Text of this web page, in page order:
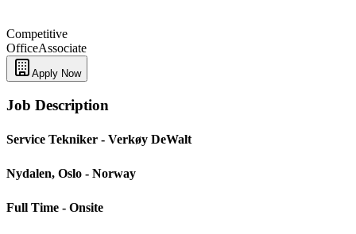
Competitive
OfficeAssociate
Apply Now
Job Description
Service Tekniker - Verkøy DeWalt
Nydalen, Oslo - Norway
Full Time - Onsite